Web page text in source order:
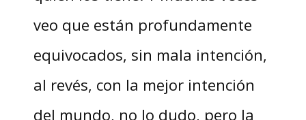
veo que están profundamente
equivocados, sin mala intención,
al revés, con la mejor intención
del mundo, no lo dudo, pero la